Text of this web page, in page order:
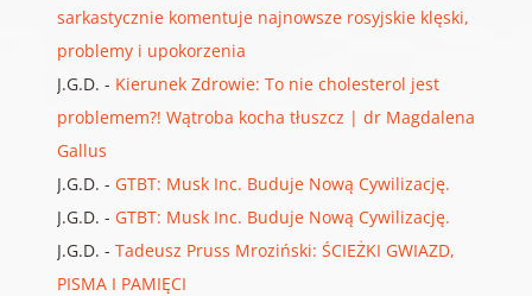
sarkastycznie komentuje najnowsze rosyjskie klęski,
problemy i upokorzenia
J.G.D. - Kierunek Zdrowie: To nie cholesterol jest
problemem?! Wątroba kocha tłuszcz | dr Magdalena
Gallus
J.G.D. - GTBT: Musk Inc. Buduje Nową Cywilizację.
J.G.D. - GTBT: Musk Inc. Buduje Nową Cywilizację.
J.G.D. - Tadeusz Pruss Mroziński: ŚCIEŻKI GWIAZD,
PISMA I PAMIĘCI